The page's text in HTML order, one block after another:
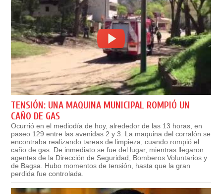
TENSIÓN: UNA MAQUINA MUNICIPAL ROMPIÓ UN
CAÑO DE GAS
Ocurrió en el mediodía de hoy, alrededor de las 13 horas, en
paseo 129 entre las avenidas 2 y 3. La maquina del corralón se
encontraba realizando tareas de limpieza, cuando rompió el
caño de gas. De inmediato se fue del lugar, mientras llegaron
agentes de la Dirección de Seguridad, Bomberos Voluntarios y
de Bagsa. Hubo momentos de tensión, hasta que la gran
perdida fue controlada.